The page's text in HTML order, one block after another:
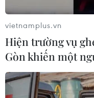
vietnamplus.vn
Hiện trường vụ
Gòn khiến một